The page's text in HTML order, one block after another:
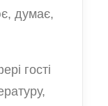
думає,
гості